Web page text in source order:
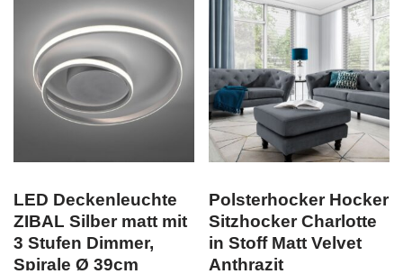
LED Deckenleuchte
ZIBAL Silber matt mit
3 Stufen Dimmer,
Spirale Ø 39cm
Polsterhocker Hocker
Sitzhocker Charlotte
in Stoff Matt Velvet
Anthrazit